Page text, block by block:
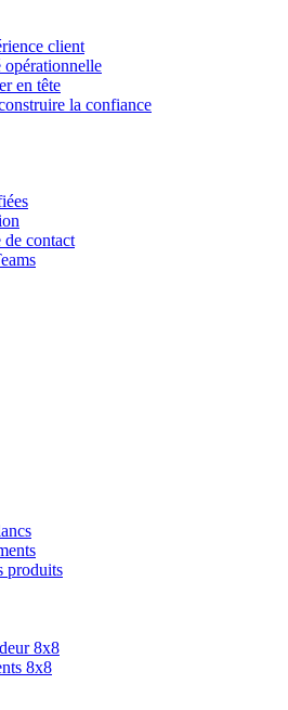
client
en tête
la confiance
contact
produits
8x8
8x8